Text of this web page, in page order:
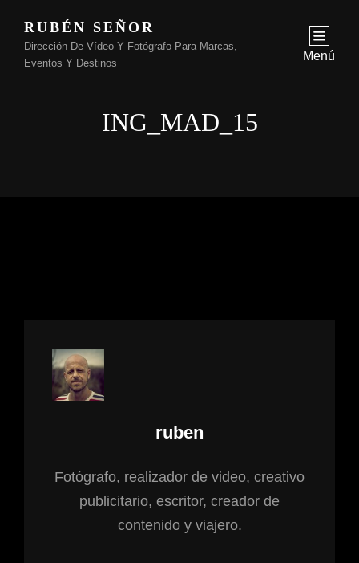
RUBÉN SEÑOR
Dirección De Vídeo Y Fotógrafo Para Marcas,
Eventos Y Destinos
Menú
ING_MAD_15
Autor:
ruben
Fotógrafo, realizador de video, creativo
publicitario, escritor, creador de
contenido y viajero.